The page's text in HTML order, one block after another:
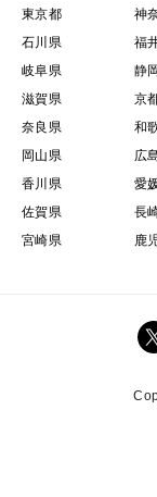
東京都
神
石川県
福
岐阜県
静
滋賀県
京
奈良県
和
岡山県
広
香川県
愛
佐賀県
長
宮崎県
鹿